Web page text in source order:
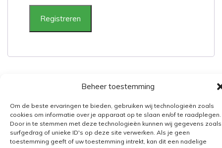
Beheer toestemming
Om de beste ervaringen te bieden, gebruiken wij technologieën zoals
cookies om informatie over je apparaat op te slaan en/of te raadplegen.
Door in te stemmen met deze technologieën kunnen wij gegevens zoals
surfgedrag of unieke ID's op deze site verwerken. Als je geen
toestemming geeft of uw toestemming intrekt, kan dit een nadelige
Registreren
Algemene voorwaarden
Verzending